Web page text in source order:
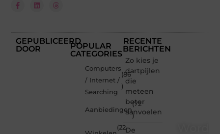
GEPUBLICEERD
DOOR
POPULAR
CATEGORIES
Computers
/ Internet /
Searching
(86
)
Aanbiedingen
(72
)
(22
RECENTE
BERICHTEN
Zo kies je
dartpijlen
die
meteen
beter
aanvoelen
De